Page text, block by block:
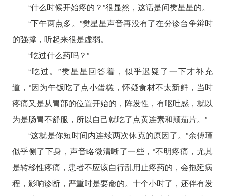
“什么时候开始疼的？”很显然，这话是问樊星星的。
“下午两点多。”樊星星声音再没有了在分诊台争辩时
的强撑，听起来很是虚弱。
“吃过什么药吗？”
“吃过。”樊星星回答着，似乎迟疑了一下才补充
道，“因为午饭吃了点小蛋糕，怀疑食材不太新鲜，当时
疼痛又是从胃部的位置开始的，阵发性，有呕吐感，就以
为是肠胃不舒服，所以自己就吃了点黄连素和颠茄片。”
“这就是你短时间内连续两次休克的原因了。”余傅瑾
似乎侧了下身，声音略微清晰了一些，“不明疼痛，尤其
是转移性疼痛，患者不应该自行乱用止疼药的，会拖延病
程，影响诊断，严重时是要命的。十个小时了，还伴有发